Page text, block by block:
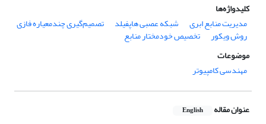
کلیدواژه‌ها
مدیریت منابع ابری
شبکه عصبی هاپفیلد تصمیم‌گیری چندمعیاره فازی
روش ویکور
تخصیص خودمختار منابع
موضوعات
مهندسی کامپیوتر
عنوان مقاله English